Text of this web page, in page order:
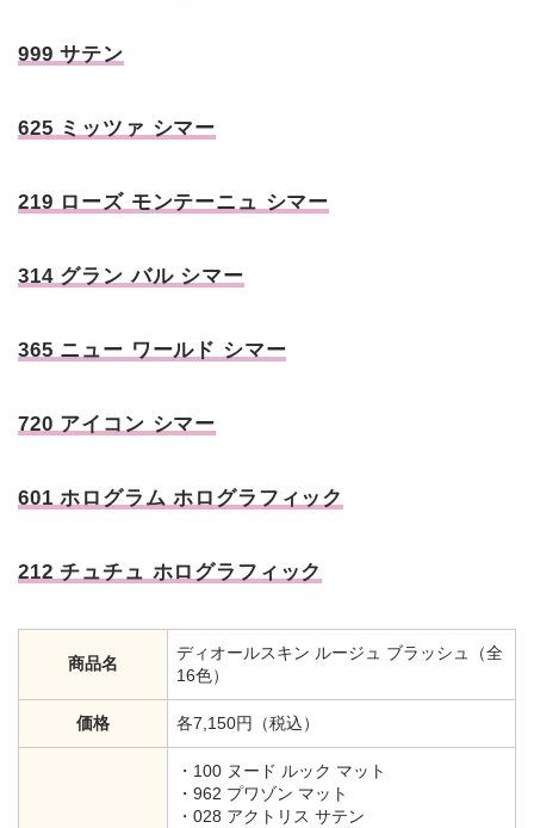
999 サテン
625 ミッツァ シマー
219 ローズ モンテーニュ シマー
314 グラン バル シマー
365 ニュー ワールド シマー
720 アイコン シマー
601 ホログラム ホログラフィック
212 チュチュ ホログラフィック
商品名
ディオールスキン ルージュ ブラッシュ（全
16色）
価格 各7,150円（税込）
・100 ヌード ルック マット
・962 プワゾン マット
・028 アクトリス サテン